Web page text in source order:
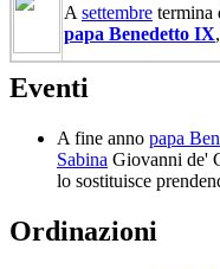
A settembre termina
papa Benedetto IX
Eventi
A fine anno papa
Sabina Giovanni de'
lo sostituisce
Ordinazioni